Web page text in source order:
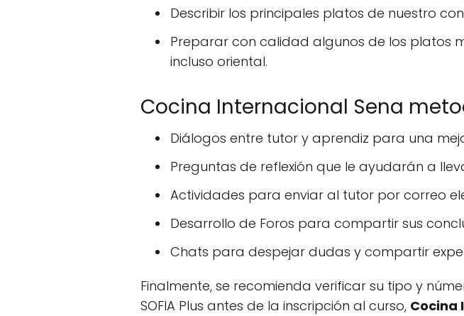
Describir los principales platos de nuestro
Preparar con calidad algunos de los platos
incluso oriental.
Cocina Internacional Sena
Diálogos entre tutor y aprendiz para una
Preguntas de reflexión que le ayudarán a
Actividades para enviar al tutor por correo
Desarrollo de Foros para compartir sus
Chats para despejar dudas y compartir
Finalmente, se recomienda verificar su tipo y
SOFIA Plus antes de la inscripción al curso, Cocina